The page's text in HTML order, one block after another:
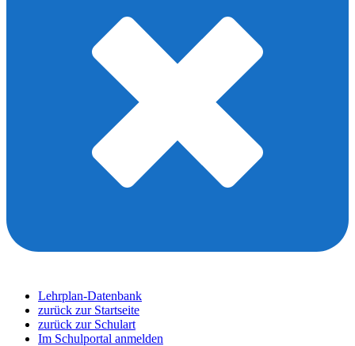
Lehrplan-Datenbank
zurück zur Startseite
zurück zur Schulart
Im Schulportal anmelden